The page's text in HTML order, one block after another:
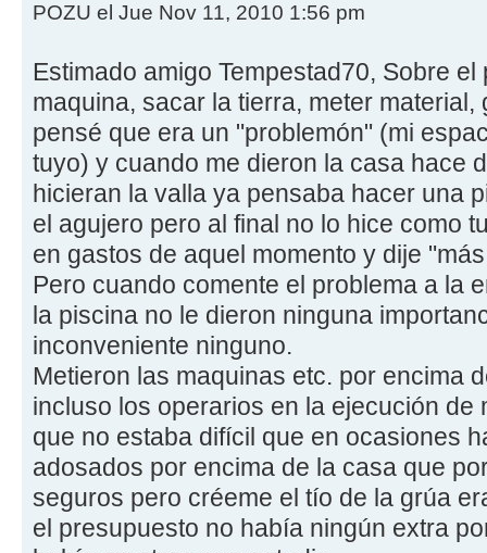
POZU el Jue Nov 11, 2010 1:56 pm
Estimado amigo Tempestad70, Sobre
maquina, sacar la tierra, meter material,
pensé que era un "problemón" (mi
tuyo) y cuando me dieron la casa hace
hicieran la valla ya pensaba hacer una
el agujero pero al final no lo hice como
en gastos de aquel momento y dije
Pero cuando comente el problema a la
la piscina no le dieron ninguna
inconveniente ninguno.
Metieron las maquinas etc. por encima
incluso los operarios en la ejecución de
que no estaba difícil que en ocasiones
adosados por encima de la casa que
seguros pero créeme el tío de la grúa
el presupuesto no había ningún extra